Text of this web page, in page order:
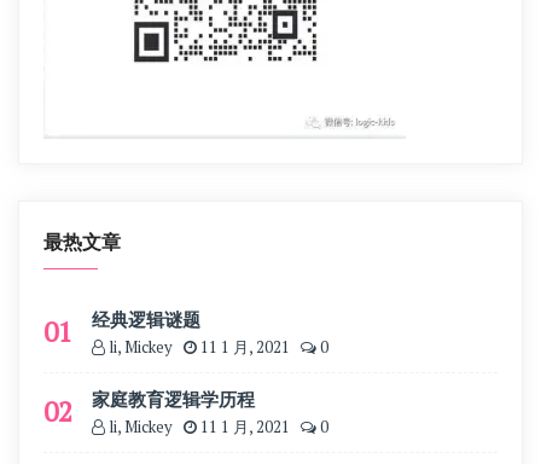
最热文章
01 经典逻辑谜题
li, Mickey 11 1 月, 2021 0
02 家庭教育逻辑学历程
li, Mickey 11 1 月, 2021 0